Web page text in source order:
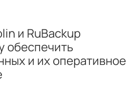
и RuBackup
обеспечить
и их оперативное